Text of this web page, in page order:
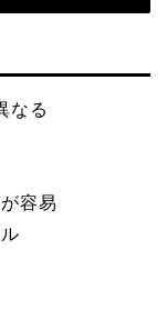
なる
容易